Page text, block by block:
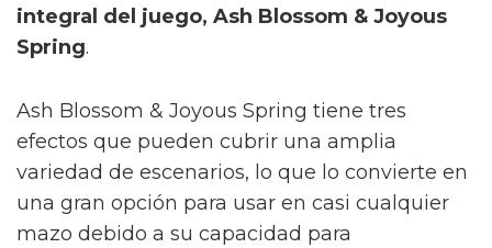
integral del juego, Ash Blossom & Joyous
Spring.
Ash Blossom & Joyous Spring tiene tres
efectos que pueden cubrir una amplia
variedad de escenarios, lo que lo convierte en
una gran opción para usar en casi cualquier
mazo debido a su capacidad para